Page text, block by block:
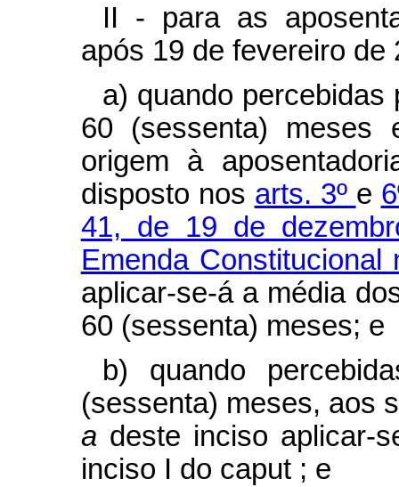
II - para as
após 19 de fevereiro de
a) quando
60 (sessenta) meses
origem à
disposto nos arts. 3º e
41, de 19 de
Emenda
aplicar-se-á a média
60 (sessenta) meses; e
b) quando
(sessenta) meses, aos
a deste inciso aplicar-
inciso I do caput ; e